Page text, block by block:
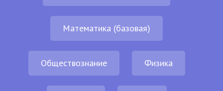
Математика (базовая)
Обществознание Физика